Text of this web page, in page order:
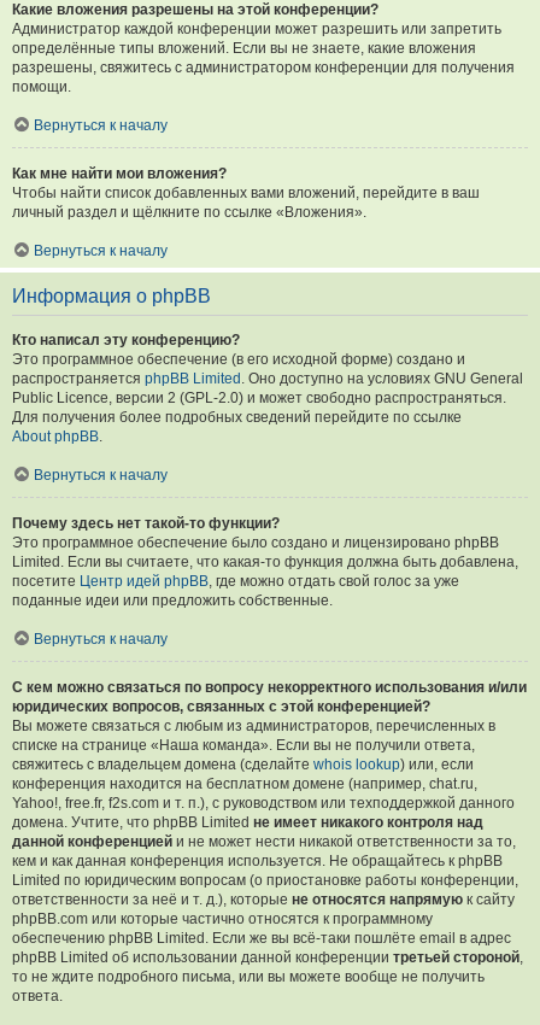
Какие вложения разрешены на этой конференции?
Администратор каждой конференции может разрешить или запретить
определённые типы вложений. Если вы не знаете, какие вложения
разрешены, свяжитесь с администратором конференции для получения
помощи.
Вернуться к началу
Как мне найти мои вложения?
Чтобы найти список добавленных вами вложений, перейдите в ваш
личный раздел и щёлкните по ссылке «Вложения».
Вернуться к началу
Информация о phpBB
Кто написал эту конференцию?
Это программное обеспечение (в его исходной форме) создано и
распространяется phpBB Limited . Оно доступно на условиях GNU General
Public Licence, версии 2 (GPL-2.0) и может свободно распространяться.
Для получения более подробных сведений перейдите по ссылке
About phpBB.
Вернуться к началу
Почему здесь нет такой-то функции?
Это программное обеспечение было создано и лицензировано phpBB
Limited. Если вы считаете, что какая-то функция должна быть добавлена,
посетите Центр идей phpBB, где можно отдать свой голос за уже
поданные идеи или предложить собственные.
Вернуться к началу
С кем можно связаться по вопросу некорректного использования и/или
юридических вопросов, связанных с этой конференцией?
Вы можете связаться с любым из администраторов, перечисленных в
списке на странице «Наша команда». Если вы не получили ответа,
свяжитесь с владельцем домена (сделайте whois lookup) или, если
конференция находится на бесплатном домене (например, chat.ru,
Yahoo!, free.fr, f2s.com и т. п.), с руководством или техподдержкой данного
домена. Учтите, что phpBB Limited не имеет никакого контроля над
данной конференцией и не может нести никакой ответственности за то,
кем и как данная конференция используется. Не обращайтесь к phpBB
Limited по юридическим вопросам (о приостановке работы конференции,
ответственности за неё и т. д.), которые не относятся напрямую к сайту
phpBB.com или которые частично относятся к программному
обеспечению phpBB Limited. Если же вы всё-таки пошлёте email в адрес
phpBB Limited об использовании данной конференции третьей стороной,
то не ждите подробного письма, или вы можете вообще не получить
ответа.